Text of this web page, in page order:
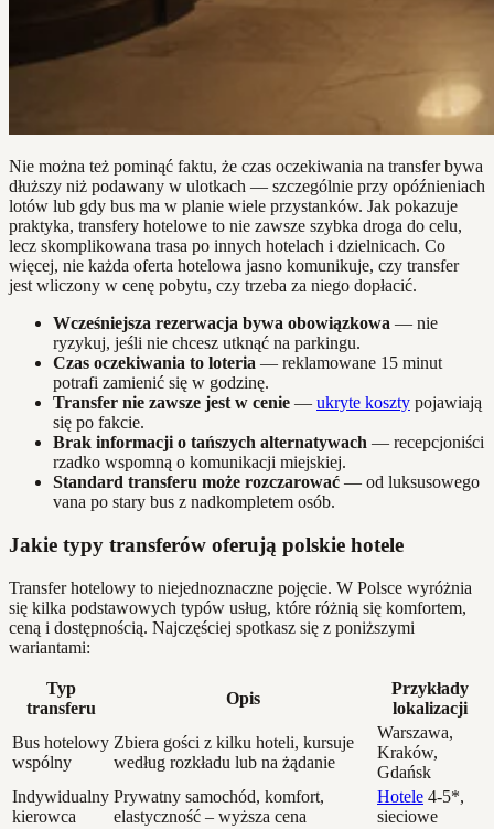
Nie można też pominąć faktu, że czas oczekiwania na transfer bywa
dłuższy niż podawany w ulotkach — szczególnie przy opóźnieniach
lotów lub gdy bus ma w planie wiele przystanków. Jak pokazuje
praktyka, transfery hotelowe to nie zawsze szybka droga do celu,
lecz skomplikowana trasa po innych hotelach i dzielnicach. Co
więcej, nie każda oferta hotelowa jasno komunikuje, czy transfer
jest wliczony w cenę pobytu, czy trzeba za niego dopłacić.
Wcześniejsza rezerwacja bywa obowiązkowa — nie
ryzykuj, jeśli nie chcesz utknąć na parkingu.
Czas oczekiwania to loteria — reklamowane 15 minut
potrafi zamienić się w godzinę.
Transfer nie zawsze jest w cenie — ukryte koszty pojawiają
się po fakcie.
Brak informacji o tańszych alternatywach — recepcjoniści
rzadko wspomną o komunikacji miejskiej.
Standard transferu może rozczarować — od luksusowego
vana po stary bus z nadkompletem osób.
Jakie typy transferów oferują polskie hotele
Transfer hotelowy to niejednoznaczne pojęcie. W Polsce wyróżnia
się kilka podstawowych typów usług, które różnią się komfortem,
ceną i dostępnością. Najczęściej spotkasz się z poniższymi
wariantami:
Typ
transferu
Opis
Przykłady
lokalizacji
Bus hotelowy
wspólny
Zbiera gości z kilku hoteli, kursuje
według rozkładu lub na żądanie
Warszawa,
Kraków,
Gdańsk
Indywidualny
kierowca
Prywatny samochód, komfort,
elastyczność – wyższa cena
Hotele 4-5*,
sieciowe